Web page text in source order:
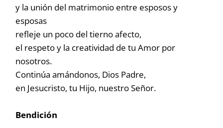
y la unión del matrimonio entre esposos y
esposas
refleje un poco del tierno afecto,
el respeto y la creatividad de tu Amor por
nosotros.
Continúa amándonos, Dios Padre,
en Jesucristo, tu Hijo, nuestro Señor.
Bendición